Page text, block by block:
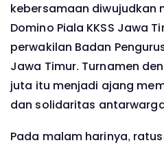
kebersamaan diwujudkan
Domino Piala KKSS Jawa
perwakilan Badan
Jawa Timur. Turnamen
juta itu menjadi ajang
dan solidaritas antarwarga
Pada malam harinya,